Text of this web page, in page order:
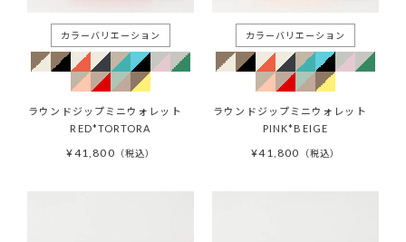
ラウンドジップミニウォレット
RED*TORTORA
¥41,800 税込
ラウンドジップミニウォレット
PINK*BEIGE
¥41,800 税込